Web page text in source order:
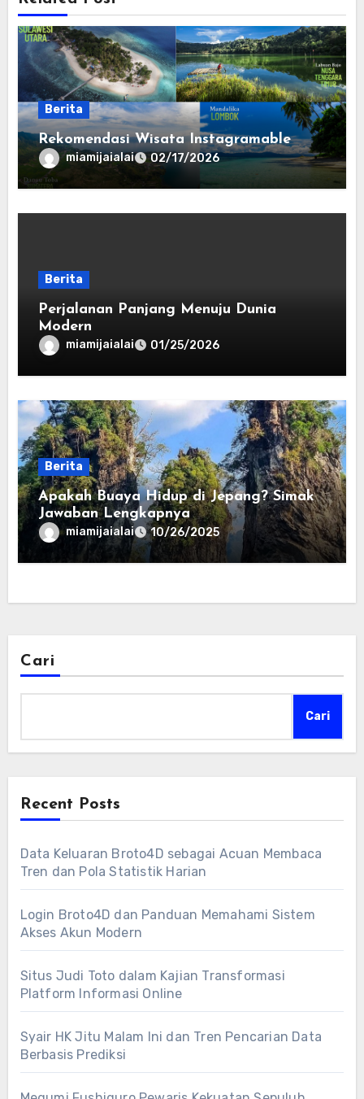
Berita
Rekomendasi Wisata Instagramable
miamijaialai 02/17/2026
Berita
Perjalanan Panjang Menuju Dunia
Modern
miamijaialai 01/25/2026
Berita
Apakah Buaya Hidup di Jepang? Simak
Jawaban Lengkapnya
miamijaialai 10/26/2025
Cari
Cari
Recent Posts
Data Keluaran Broto4D sebagai Acuan Membaca
Tren dan Pola Statistik Harian
Login Broto4D dan Panduan Memahami Sistem
Akses Akun Modern
Situs Judi Toto dalam Kajian Transformasi
Platform Informasi Online
Syair HK Jitu Malam Ini dan Tren Pencarian Data
Berbasis Prediksi